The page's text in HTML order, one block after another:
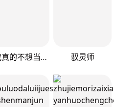
我真的不想当第一 驭灵师